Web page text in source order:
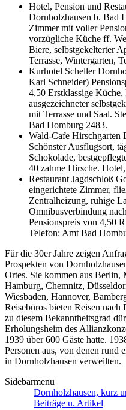
Hotel, Pension und
Dornholzhausen b. Bad
Zimmer mit voller
vorzügliche Küche ff.
Biere, selbstgekelterter
Terrasse, Wintergarten,
Kurhotel Scheller
Karl Schneider)
4,50 Erstklassige
ausgezeichneter
mit Terrasse und Saal.
Bad Homburg 2483.
Wald-Cafe Hirschgarten
Schönster Ausflugsort,
Schokolade,
40 zahme Hirsche.
Restaurant Jagdschloß
eingerichtete Zimmer,
Zentralheizung, ruhige
Omnibusverbindung
Pensionspreis von 4,50
Telefon: Amt Bad
Für die 30er Jahre zeigen
Prospekten von
Ortes. Sie kommen aus Berlin,
Hamburg, Chemnitz,
Wiesbaden, Hannover,
Reisebüros bieten Reisen
zu diesem Bekanntheitsgrad
Erholungsheim des
1939 über 600 Gäste hatte.
Personen aus, von denen rund
in Dornholzhausen verweilten.
Sidebarmenu
Dornholzhausen, kurz
Beiträge u. Artikel